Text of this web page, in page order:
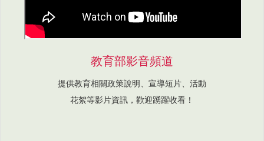
教育部影音頻道
提供教育相關政策說明、宣導短片、活動
花絮等影片資訊，歡迎踴躍收看！